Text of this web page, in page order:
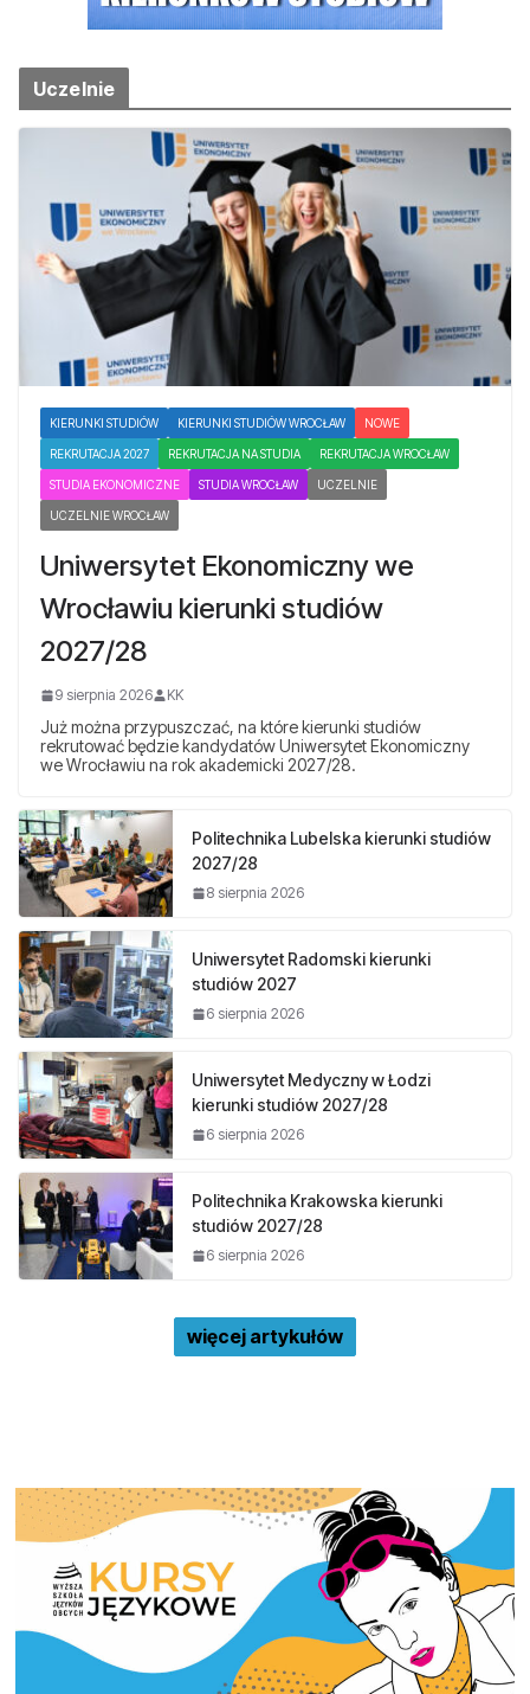
Uczelnie
KIERUNKI STUDIÓW KIERUNKI STUDIÓW WROCŁAW NOWE
REKRUTACJA 2027 REKRUTACJA NA STUDIA REKRUTACJA WROCŁAW
STUDIA EKONOMICZNE STUDIA WROCŁAW UCZELNIE
UCZELNIE WROCŁAW
Uniwersytet Ekonomiczny we
Wrocławiu kierunki studiów
2027/28
9 sierpnia 2026 KK
Już można przypuszczać, na które kierunki studiów
rekrutować będzie kandydatów Uniwersytet Ekonomiczny
we Wrocławiu na rok akademicki 2027/28.
Politechnika Lubelska kierunki studiów
2027/28
8 sierpnia 2026
Uniwersytet Radomski kierunki
studiów 2027
6 sierpnia 2026
Uniwersytet Medyczny w Łodzi
kierunki studiów 2027/28
6 sierpnia 2026
Politechnika Krakowska kierunki
studiów 2027/28
6 sierpnia 2026
więcej artykułów